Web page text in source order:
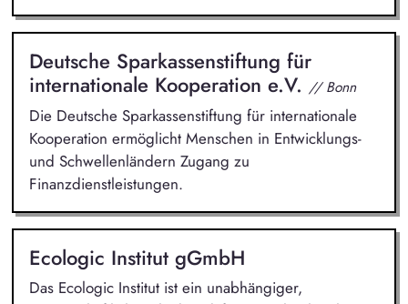
Deutsche Sparkassenstiftung für
internationale Kooperation e.V. // Bonn
Die Deutsche Sparkassenstiftung für internationale
Kooperation ermöglicht Menschen in Entwicklungs-
und Schwellenländern Zugang zu
Finanzdienstleistungen.
Ecologic Institut gGmbH
Das Ecologic Institut ist ein unabhängiger,